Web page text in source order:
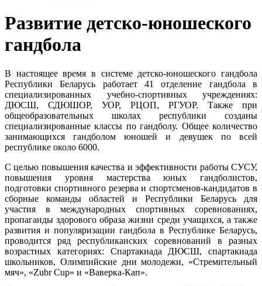
Развитие детско-юношеского
гандбола
В настоящее время в системе детско-юношеского гандбола
Республики Беларусь работает 41 отделение гандбола в
специализированных учебно-спортивных учреждениях:
ДЮСШ, СДЮШОР, УОР, РЦОП, РГУОР. Также при
общеобразовательных школах республики созданы
специализированные классы по гандболу. Общее количество
занимающихся гандболом юношей и девушек по всей
республике около 6000.
С целью повышения качества и эффективности работы СУСУ,
повышения уровня мастерства юных гандболистов,
подготовки спортивного резерва и спортсменов-кандидатов в
сборные команды областей и Республики Беларусь для
участия в международных спортивных соревнованиях,
пропаганды здорового образа жизни среди учащихся, а также
развития и популяризации гандбола в Республике Беларусь,
проводится ряд республиканских соревнований в разных
возрастных категориях: Спартакиада ДЮСШ, спартакиада
школьников, Олимпийские дни молодежи, «Стремительный
мяч», «Zubr Cup» и «Ваверка-Кап».